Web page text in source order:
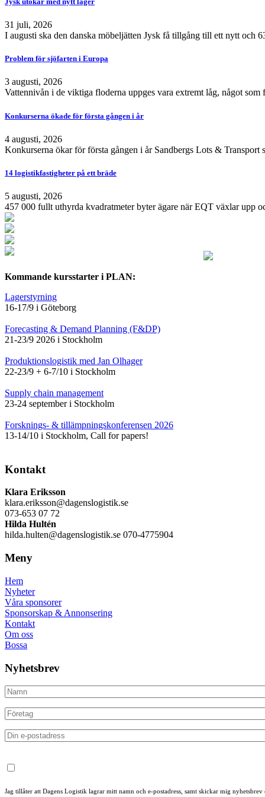
31 juli, 2026
I augusti ska den danska möbeljätten Jysk få tillgång till ett nytt och
Problem för sjöfarten i Europa
3 augusti, 2026
Vattennivån i de viktiga floderna uppges vara extremt låg, något
Konkurserna ökade för första gången i år
4 augusti, 2026
Konkurserna ökar för första gången i år Sandbergs Lots &
14 logistikfastigheter på ett bräde
5 augusti, 2026
457 000 fullt uthyrda kvadratmeter byter ägare när EQT växlar
Kommande kursstarter i PLAN:
Lagerstyrning
16-17/9 i Göteborg
Forecasting & Demand Planning (F&DP)
21-23/9 2026 i Stockholm
Produktionslogistik med Jan Olhager
22-23/9 + 6-7/10 i Stockholm
Supply chain management
23-24 september i Stockholm
Forsknings- & tillämpningskonferensen 2026
13-14/10 i Stockholm, Call for papers!
Kontakt
Klara Eriksson
klara.eriksson@dagenslogistik.se
073-653 07 72
Hilda Hultén
hilda.hulten@dagenslogistik.se 070-4775904
Meny
Hem
Nyheter
Våra sponsorer
Sponsorskap & Annonsering
Kontakt
Om oss
Bossa
Nyhetsbrev
Jag tillåter att Dagens Logistik lagrar mitt namn och e-postadress, samt skickar mig